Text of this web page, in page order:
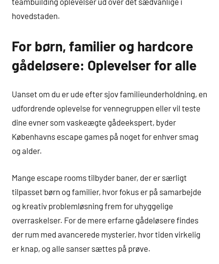
hovedstaden.
For børn, familier og hardcore
gådeløsere: Oplevelser for alle
Uanset om du er ude efter sjov familieunderholdning, en
udfordrende oplevelse for vennegruppen eller vil teste
dine evner som vaskeægte gådeekspert, byder
Københavns escape games på noget for enhver smag
og alder.
Mange escape rooms tilbyder baner, der er særligt
tilpasset børn og familier, hvor fokus er på samarbejde
og kreativ problemløsning frem for uhyggelige
overraskelser. For de mere erfarne gådeløsere findes
der rum med avancerede mysterier, hvor tiden virkelig
er knap, og alle sanser sættes på prøve.